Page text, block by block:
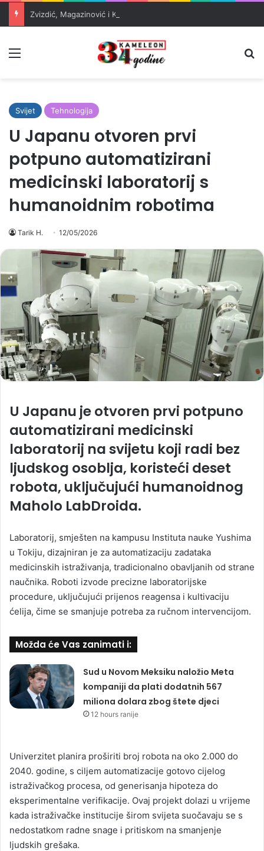
Svijet Tehnologija
U Japanu otvoren prvi
potpuno automatizirani
medicinski laboratorij s
humanoidnim robotima
Tarik H. 12/05/2026
U Japanu je otvoren prvi potpuno
automatizirani medicinski
laboratorij na svijetu koji radi bez
ljudskog osoblja, koristeći deset
robota, uključujući humanoidnog
Maholo LabDroida.
Laboratorij, smješten na kampusu Instituta nauke Yushima
u Tokiju, dizajniran je za automatizaciju zadataka
medicinskih istraživanja, tradicionalno obavljanih od strane
naučnika. Roboti izvode precizne laboratorijske
procedure, uključujući prijenos reagensa i kultivaciju
ćelija, čime se smanjuje potreba za ručnom intervencijom.
Možda će Vas zanimati i:
Sud u Novom Meksiku naložio Meta
kompaniji da plati dodatnih 567
miliona dolara zbog štete djeci
12 hours ranije
Univerzitet planira proširiti broj robota na oko 2.000 do
2040. godine, s ciljem automatizacije gotovo cijelog
istraživačkog procesa, od generisanja hipoteza do
eksperimentalne verifikacije. Ovaj projekt dolazi u vrijeme
kada istraživačke institucije širom svijeta suočavaju se s
nedostatkom radne snage i pritiskom na smanjenje
ljudskih grešaka.